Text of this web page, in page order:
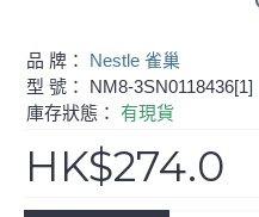
品 牌： Nestle 雀巢
型 號： NM8-3SN0118436[1]
庫存狀態： 有現貨
HK$274.0